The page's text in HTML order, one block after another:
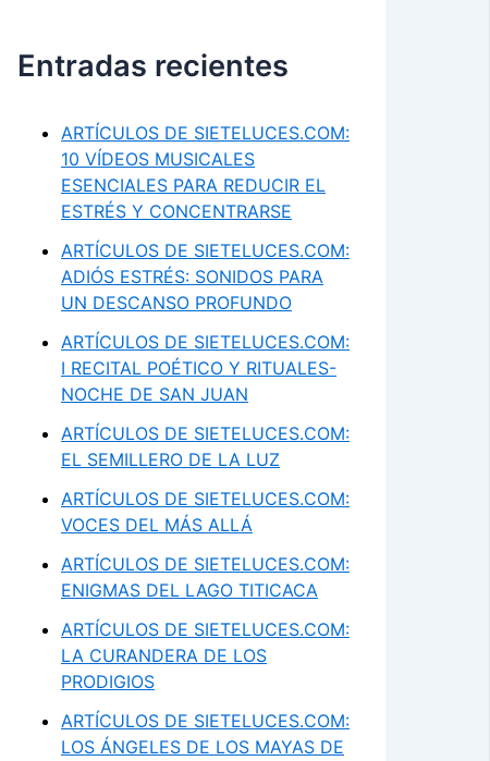
Entradas recientes
ARTÍCULOS DE SIETELUCES.COM:
10 VÍDEOS MUSICALES
ESENCIALES PARA REDUCIR EL
ESTRÉS Y CONCENTRARSE
ARTÍCULOS DE SIETELUCES.COM:
ADIÓS ESTRÉS: SONIDOS PARA
UN DESCANSO PROFUNDO
ARTÍCULOS DE SIETELUCES.COM:
I RECITAL POÉTICO Y RITUALES-
NOCHE DE SAN JUAN
ARTÍCULOS DE SIETELUCES.COM:
EL SEMILLERO DE LA LUZ
ARTÍCULOS DE SIETELUCES.COM:
VOCES DEL MÁS ALLÁ
ARTÍCULOS DE SIETELUCES.COM:
ENIGMAS DEL LAGO TITICACA
ARTÍCULOS DE SIETELUCES.COM:
LA CURANDERA DE LOS
PRODIGIOS
ARTÍCULOS DE SIETELUCES.COM:
LOS ÁNGELES DE LOS MAYAS DE